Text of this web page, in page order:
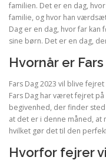
familien. Det er en dag,
familie, og hvor han
Dag er en dag, hvor far
sine børn. Det er en dag,
Hvornår er Fars
Fars Dag 2023 vil blive
Fars Dag har været fejret
begivenhed, der finder
at det er i denne måned, at
hvilket gør det til den
Hvorfor fejrer